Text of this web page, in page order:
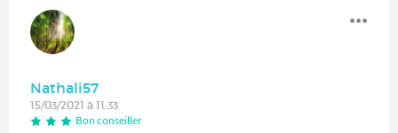
Nathali57
15/03/2021 à 11:33
Bon conseiller